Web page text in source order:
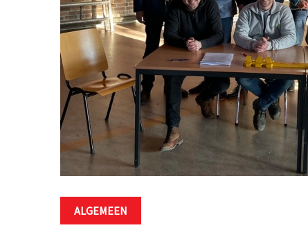
ALGEMEEN